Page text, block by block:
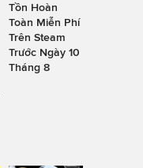
Tồn Hoàn
Toàn Miễn Phí
Trên Steam
Trước Ngày 10
Tháng 8